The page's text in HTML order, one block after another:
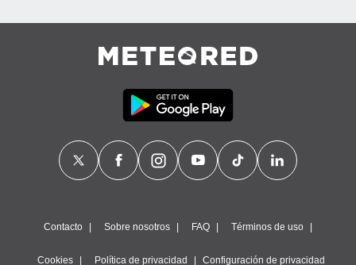
Contacto Sobre nosotros FAQ Términos de uso
Cookies Política de privacidad Configuración de privacidad